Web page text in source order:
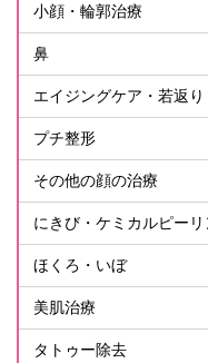
小顔・輪郭治療
鼻
エイジングケア・若返り
プチ整形
その他の顔の治療
にきび・ケミカルピー
ほくろ・いぼ
美肌治療
タトゥー除去